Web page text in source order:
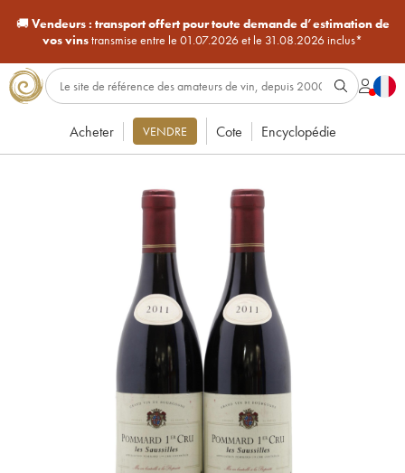
🚚Vendeurs : transport offert pour toute demande d’estimation de
vos vinstransmise entre le 01.07.2026 et le 31.08.2026 inclus*
Acheter VENDRE Cote Encyclopédie